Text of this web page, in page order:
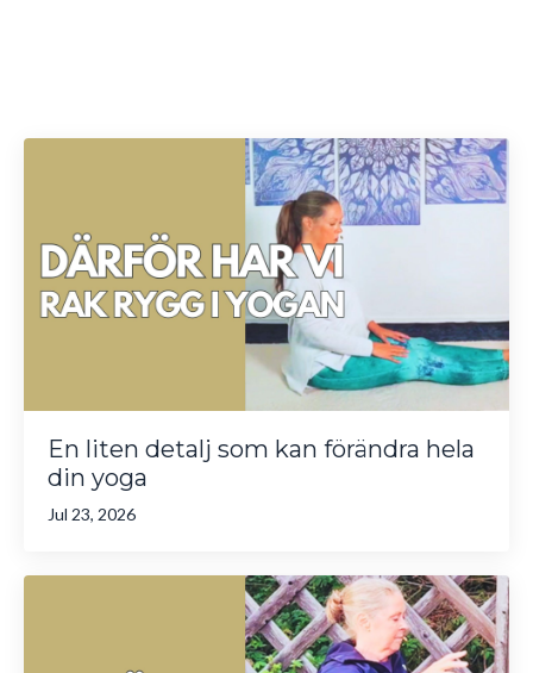
En liten detalj som kan förändra hela
din yoga
Jul 23, 2026